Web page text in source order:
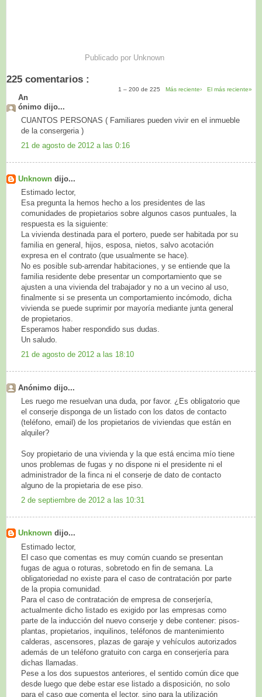
Publicado por Unknown
225 comentarios :
1 – 200 de 225 Más reciente› El más reciente»
An
ónimo dijo...
CUANTOS PERSONAS ( Familiares pueden vivir en el inmueble
de la consergeria )
21 de agosto de 2012 a las 0:16
Unknown dijo...
Estimado lector,
Esa pregunta la hemos hecho a los presidentes de las
comunidades de propietarios sobre algunos casos puntuales, la
respuesta es la siguiente:
La vivienda destinada para el portero, puede ser habitada por su
familia en general, hijos, esposa, nietos, salvo acotación
expresa en el contrato (que usualmente se hace).
No es posible sub-arrendar habitaciones, y se entiende que la
familia residente debe presentar un comportamiento que se
ajusten a una vivienda del trabajador y no a un vecino al uso,
finalmente si se presenta un comportamiento incómodo, dicha
vivienda se puede suprimir por mayoría mediante junta general
de propietarios.
Esperamos haber respondido sus dudas.
Un saludo.
21 de agosto de 2012 a las 18:10
Anónimo dijo...
Les ruego me resuelvan una duda, por favor. ¿Es obligatorio que
el conserje disponga de un listado con los datos de contacto
(teléfono, email) de los propietarios de viviendas que están en
alquiler?
Soy propietario de una vivienda y la que está encima mío tiene
unos problemas de fugas y no dispone ni el presidente ni el
administrador de la finca ni el conserje de dato de contacto
alguno de la propietaria de ese piso.
2 de septiembre de 2012 a las 10:31
Unknown dijo...
Estimado lector,
El caso que comentas es muy común cuando se presentan
fugas de agua o roturas, sobretodo en fin de semana. La
obligatoriedad no existe para el caso de contratación por parte
de la propia comunidad.
Para el caso de contratación de empresa de conserjería,
actualmente dicho listado es exigido por las empresas como
parte de la inducción del nuevo conserje y debe contener: pisos-
plantas, propietarios, inquilinos, teléfonos de mantenimiento
calderas, ascensores, plazas de garaje y vehículos autorizados
además de un teléfono gratuito con carga en conserjería para
dichas llamadas.
Pese a los dos supuestos anteriores, el sentido común dice que
desde luego que debe estar ese listado a disposición, no solo
para el caso que comenta el lector, sino para la utilización